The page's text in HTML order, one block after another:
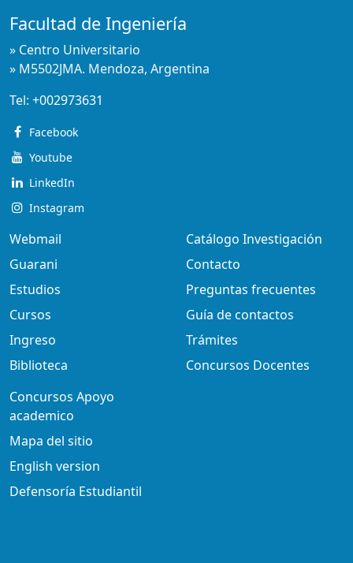
Facultad de Ingeniería
» Centro Universitario
» M5502JMA. Mendoza, Argentina
Tel: +002973631
Facebook
Youtube
LinkedIn
Instagram
Webmail
Guarani
Estudios
Cursos
Ingreso
Biblioteca
Catálogo Investigación
Contacto
Preguntas frecuentes
Guía de contactos
Trámites
Concursos Docentes
Concursos Apoyo
academico
Mapa del sitio
English version
Defensoría Estudiantil